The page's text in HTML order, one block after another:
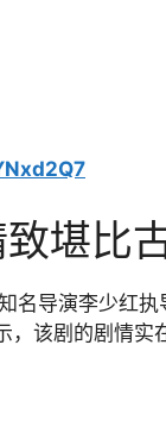
堪比
名导演李少红执
，该剧的剧情实